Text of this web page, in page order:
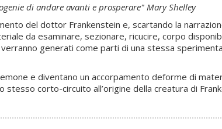
di andare avanti e prosperare" Mary Shelley
del dottor Frankenstein e, scartando la
da esaminare, sezionare, ricucire, corpo
generati come parti di una stessa
e diventano un accorpamento deforme di
stesso corto-circuito all’origine della creatura di